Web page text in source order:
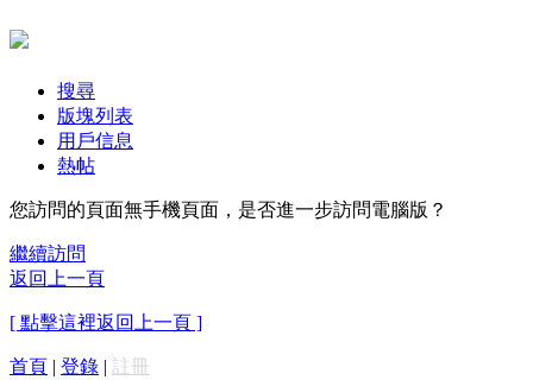
搜尋
版塊列表
用戶信息
熱帖
您訪問的頁面無手機頁面，是否進一步訪問電腦版？
繼續訪問
返回上一頁
[ 點擊這裡返回上一頁 ]
首頁 | 登錄 | 註冊